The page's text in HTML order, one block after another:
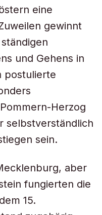
eine
gewinnt
und Gehens in
postulierte
Herzog
selbstverständlich
sein.
aber
fungierten die
15.